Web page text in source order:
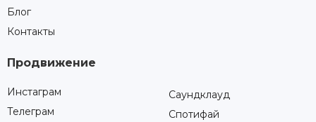
Блог
Контакты
Продвижение
Инстаграм
Телеграм
Саундклауд
Спотифай